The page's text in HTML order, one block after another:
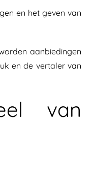
en het geven van
aanbiedingen
en de vertaler van
van